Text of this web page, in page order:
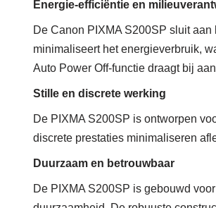
Energie-efficiëntie en
De Canon PIXMA S200SP sluit
minimaliseert het energieverbruik,
Auto Power Off-functie draagt ​​bij
Stille en discrete werking
De PIXMA S200SP is ontworpen
discrete prestaties minimaliseren
Duurzaam en betrouwbaar
De PIXMA S200SP is gebouwd